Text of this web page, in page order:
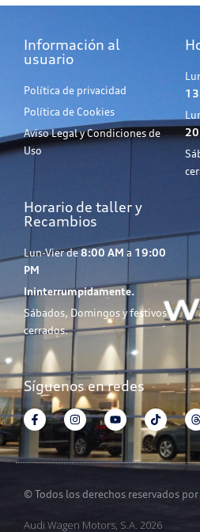
Información al
usuario
Política de privacidad
Política de Cookies
Aviso Legal y Condiciones de
Uso
Horario de taller y
Recambios
Lun-Vier de8:00 AM a 19:00
PM
Ininterrumpidamente.
Sábados, Domingos y festivos
cerrados.
Síguenos en redes
© Todos los derechos reservados
Audi Wagen Motors, S.A. 2026